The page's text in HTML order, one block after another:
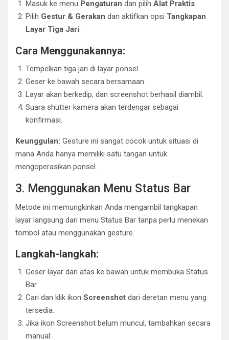
Masuk ke menu Pengaturan dan pilih Alat Praktis.
Pilih Gestur & Gerakan dan aktifkan opsi Tangkapan
Layar Tiga Jari.
Cara Menggunakannya:
Tempelkan tiga jari di layar ponsel.
Geser ke bawah secara bersamaan.
Layar akan berkedip, dan screenshot berhasil diambil.
Suara shutter kamera akan terdengar sebagai
konfirmasi.
Keunggulan: Gesture ini sangat cocok untuk situasi di
mana Anda hanya memiliki satu tangan untuk
mengoperasikan ponsel.
3. Menggunakan Menu Status Bar
Metode ini memungkinkan Anda mengambil tangkapan
layar langsung dari menu Status Bar tanpa perlu menekan
tombol atau menggunakan gesture.
Langkah-langkah:
Geser layar dari atas ke bawah untuk membuka Status
Bar.
Cari dan klik ikon Screenshot dari deretan menu yang
tersedia.
Jika ikon Screenshot belum muncul, tambahkan secara
manual: